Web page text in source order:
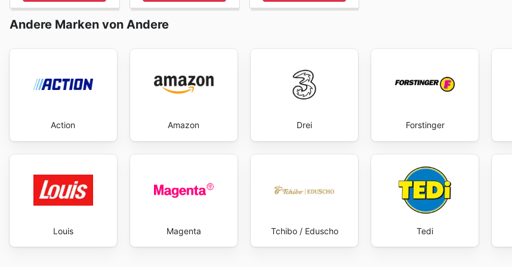
Andere Marken von Andere
Action Amazon Drei Forstinger
Louis Magenta Tchibo / Eduscho Tedi